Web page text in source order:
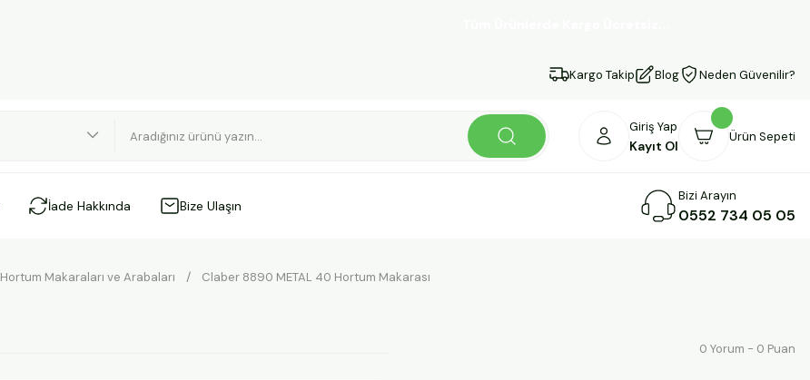
Kargo Takip Blog Neden Güvenilir?
Giriş Yap
Kayıt Ol
Ürün Sepeti
İade Hakkında Bize Ulaşın
Bizi Arayın
0552 734 05 05
Hortum Makaraları ve Arabaları Claber 8890 METAL 40 Hortum Makarası
0 Yorum - 0 Puan